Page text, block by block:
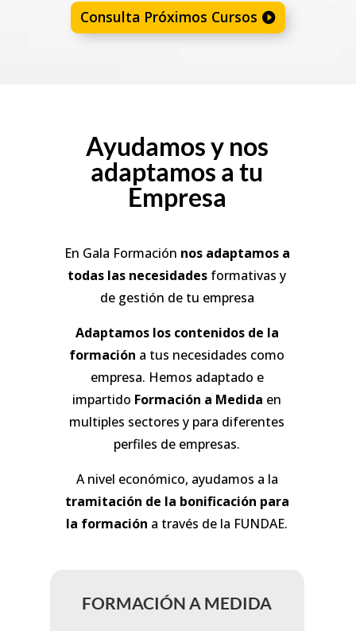
Consulta Próximos Cursos
Ayudamos y nos
adaptamos a tu
Empresa
En Gala Formación nos adaptamos a
todas las necesidades formativas y
de gestión de tu empresa
Adaptamos los contenidos de la
formación a tus necesidades como
empresa. Hemos adaptado e
impartido Formación a Medida en
multiples sectores y para diferentes
perfiles de empresas.
A nivel económico, ayudamos a la
tramitación de la bonificación para
la formación a través de la FUNDAE.
FORMACIÓN A MEDIDA